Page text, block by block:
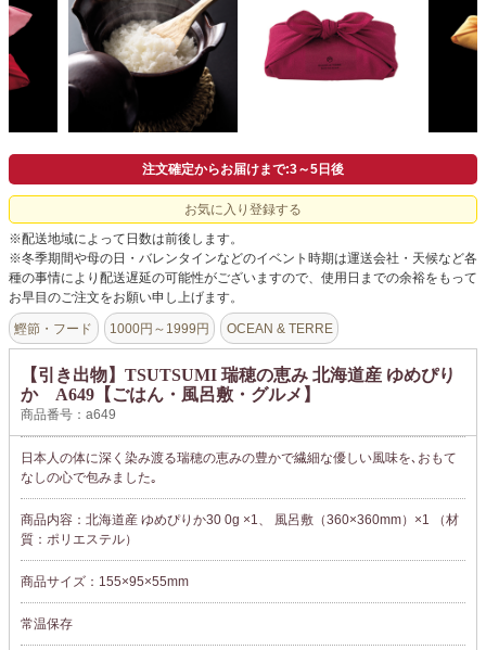
注文確定からお届けまで:3～5日後
お気に入り登録する
※配送地域によって日数は前後します。
※冬季期間や母の日・バレンタインなどのイベント時期は運送会社・天候など各
種の事情により配送遅延の可能性がございますので、使用日までの余裕をもって
お早目のご注文をお願い申し上げます。
鰹節・フード 1000円～1999円 OCEAN & TERRE
【引き出物】TSUTSUMI 瑞穂の恵み 北海道産 ゆめぴり
か A649【ごはん・風呂敷・グルメ】
商品番号：a649
日本人の体に深く染み渡る瑞穂の恵みの豊かで繊細な優しい風味を､おもて
なしの心で包みました｡
商品内容：北海道産 ゆめぴりか30 0g ×1、 風呂敷（360×360mm）×1 （材
質：ポリエステル）
商品サイズ：155×95×55mm
常温保存